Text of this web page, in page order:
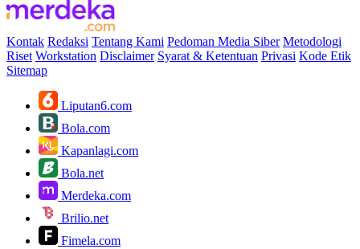
Kontak Redaksi Tentang Kami Pedoman Media Siber Metodologi
Riset Workstation Disclaimer Syarat & Ketentuan Privasi Kode Etik
Sitemap
Liputan6.com
Bola.com
Kapanlagi.com
Bola.net
Merdeka.com
Brilio.net
Fimela.com